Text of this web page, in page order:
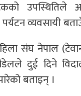
उपस्थितिले
व्यवसायी
संघ नेपाल
दुई दिने
बताइन् ।